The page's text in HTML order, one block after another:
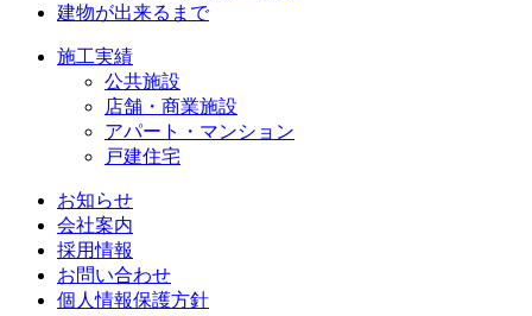
建物が出来るまで
施工実績
公共施設
店舗・商業施設
アパート・マンション
戸建住宅
お知らせ
会社案内
採用情報
お問い合わせ
個人情報保護方針